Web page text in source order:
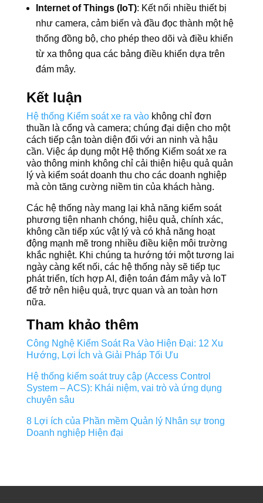
Internet of Things (IoT): Kết nối nhiều thiết bị
như camera, cảm biến và đầu đọc thành một hệ
thống đồng bộ, cho phép theo dõi và điều khiển
từ xa thông qua các bảng điều khiển dựa trên
đám mây.
Kết luận
Hệ thống Kiểm soát xe ra vàokhông chỉ đơn
thuần là cổng và camera; chúng đại diện cho một
cách tiếp cận toàn diện đối với an ninh và hậu
cần. Việc áp dụng một Hệ thống Kiểm soát xe ra
vào thông minh không chỉ cải thiện hiệu quả quản
lý và kiểm soát doanh thu cho các doanh nghiệp
mà còn tăng cường niềm tin của khách hàng.
Các hệ thống này mang lại khả năng kiểm soát
phương tiện nhanh chóng, hiệu quả, chính xác,
không cần tiếp xúc vật lý và có khả năng hoạt
động mạnh mẽ trong nhiều điều kiện môi trường
khắc nghiệt. Khi chúng ta hướng tới một tương lai
ngày càng kết nối, các hệ thống này sẽ tiếp tục
phát triển, tích hợp AI, điện toán đám mây và IoT
để trở nên hiệu quả, trực quan và an toàn hơn
nữa.
Tham khảo thêm
Công Nghệ Kiểm Soát Ra Vào Hiện Đại: 12 Xu
Hướng, Lợi Ích và Giải Pháp Tối Ưu
Hệ thống kiểm soát truy cập (Access Control
System – ACS): Khái niệm, vai trò và ứng dụng
chuyên sâu
8 Lợi ích của Phần mềm Quản lý Nhân sự trong
Doanh nghiệp Hiện đại